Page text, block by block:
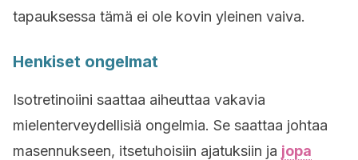
tapauksessa tämä ei ole kovin yleinen vaiva.
Henkiset ongelmat
Isotretinoiini saattaa aiheuttaa vakavia
mielenterveydellisiä ongelmia. Se saattaa johtaa
masennukseen, itsetuhoisiin ajatuksiin ja jopa